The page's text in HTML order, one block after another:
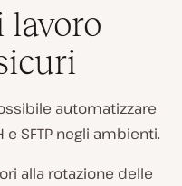
lavoro
automatizzare
SFTP negli ambienti.
alla rotazione delle